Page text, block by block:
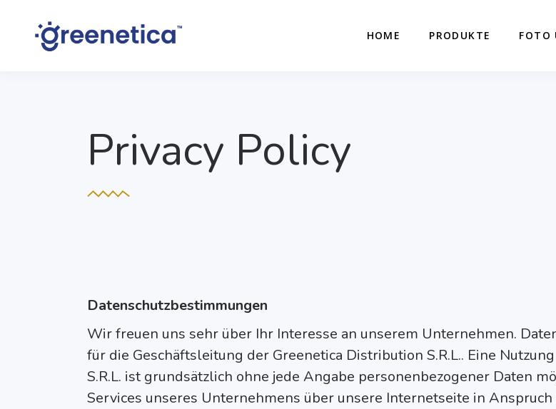
HOME PRODUKTE FOTO
Privacy Policy
Datenschutzbestimmungen
Wir freuen uns sehr über Ihr Interesse an unserem Unternehmen.
für die Geschäftsleitung der Greenetica Distribution S.R.L.. Eine
S.R.L. ist grundsätzlich ohne jede Angabe personenbezogener Daten
Services unseres Unternehmens über unsere Internetseite in